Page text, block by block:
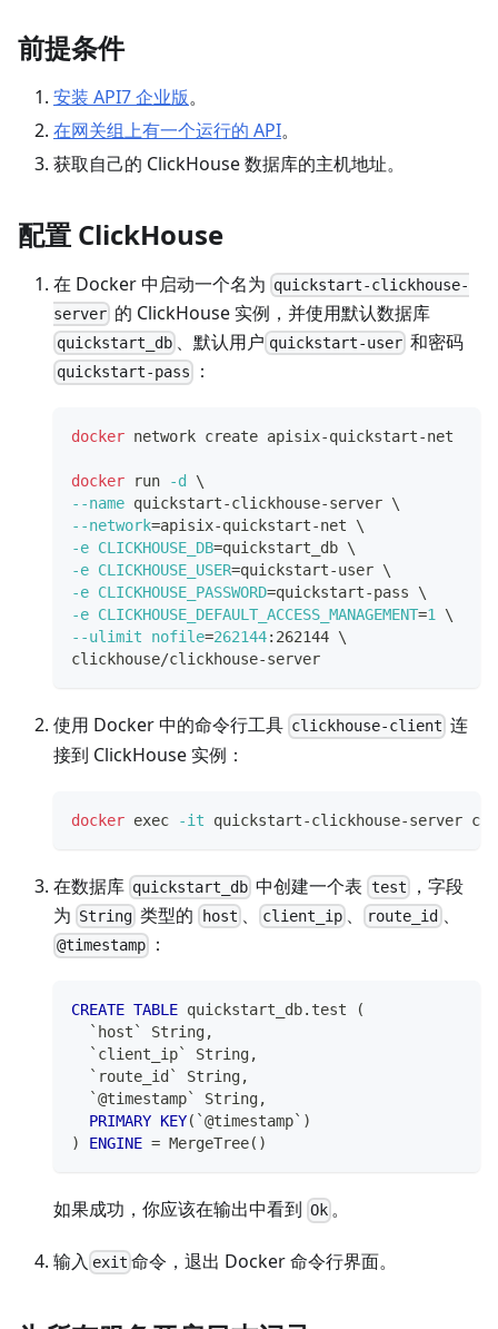
前提条件
安装 API7 企业版。
在网关组上有一个运行的 API。
获取自己的 ClickHouse 数据库的主机地址。
配置 ClickHouse
在 Docker 中启动一个名为 quickstart-clickhouse-
server 的 ClickHouse 实例，并使用默认数据库
quickstart_db 、默认用户 quickstart-user和密码
quickstart-pass ：
docker network create apisix-quickstart-net
docker run -d
\
--name quickstart-clickhouse-server \
--network=apisix-quickstart-net \
-e CLICKHOUSE_DB=quickstart_db \
-e CLICKHOUSE_USER=quickstart-user \
-e CLICKHOUSE_PASSWORD=quickstart-pass \
-e CLICKHOUSE_DEFAULT_ACCESS_MANAGEMENT=1 \
--ulimit
nofile=262144:262144 \
clickhouse/clickhouse-server
使用 Docker 中的命令行工具 clickhouse-client 连
接到 ClickHouse 实例：
docker exec -it quickstart-clickhouse-server
在数据库 quickstart_db 中创建一个表 test ，字段
为 String 类型的 host 、 client_ip 、 route_id 、
@timestamp ：
CREATE TABLE quickstart_db. test
(
` host ` String,
` client_ip` String,
` route_id ` String,
`@timestamp` String,
PRIMARY KEY( `@timestamp` )
)
ENGINE = MergeTree( )
如果成功，你应该在输出中看到 Ok 。
输入 exit 命令，退出 Docker 命令行界面。